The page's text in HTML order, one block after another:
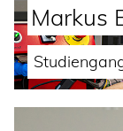
Markus